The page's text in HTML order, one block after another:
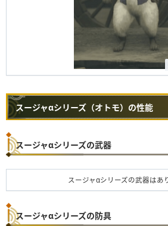
スージャαシリーズ（オトモ）の性能
スージャαシリーズの武器
スージャαシリーズの武器はあ
スージャαシリーズの防具